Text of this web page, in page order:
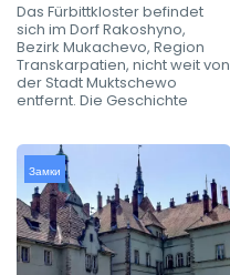
Das Fürbittkloster befindet
sich im Dorf Rakoshyno,
Bezirk Mukachevo, Region
Transkarpatien, nicht weit von
der Stadt Muktschewo
entfernt. Die Geschichte
Замки